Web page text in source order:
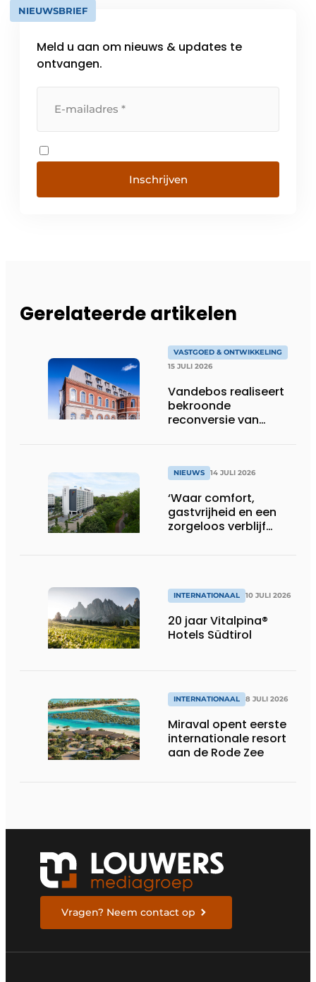
NIEUWSBRIEF
Meld u aan om nieuws & updates te
ontvangen.
Inschrijven
Gerelateerde artikelen
VASTGOED & ONTWIKKELING
15 JULI 2026
Vandebos realiseert
bekroonde
reconversie van
NIEUWS 14 JULI 2026
‘Waar comfort,
gastvrijheid en een
zorgeloos verblijf
INTERNATIONAAL 10 JULI 2026
20 jaar Vitalpina®
Hotels Südtirol
INTERNATIONAAL 8 JULI 2026
Miraval opent eerste
internationale resort
aan de Rode Zee
Vragen? Neem contact op